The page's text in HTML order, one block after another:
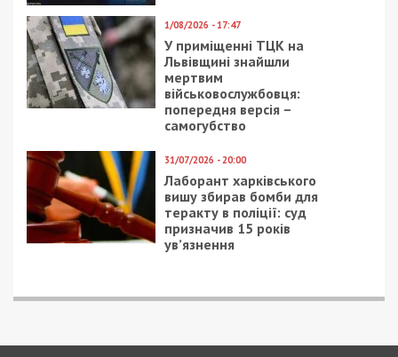
1/08/2026 - 17:47
У приміщенні ТЦК на
Львівщині знайшли
мертвим
військовослужбовця:
попередня версія –
самогубство
31/07/2026 - 20:00
Лаборант харківського
вишу збирав бомби для
теракту в поліції: суд
призначив 15 років
ув’язнення